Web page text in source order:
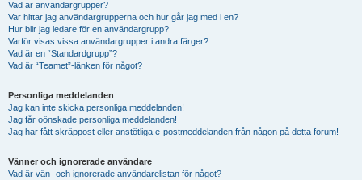
Vad är användargrupper?
Var hittar jag användargrupperna och hur går jag med i en?
Hur blir jag ledare för en användargrupp?
Varför visas vissa användargrupper i andra färger?
Vad är en “Standardgrupp”?
Vad är “Teamet”-länken för något?
Personliga meddelanden
Jag kan inte skicka personliga meddelanden!
Jag får oönskade personliga meddelanden!
Jag har fått skräppost eller anstötliga e-postmeddelanden från någon på detta forum!
Vänner och ignorerade användare
Vad är vän- och ignorerade användarelistan för något?